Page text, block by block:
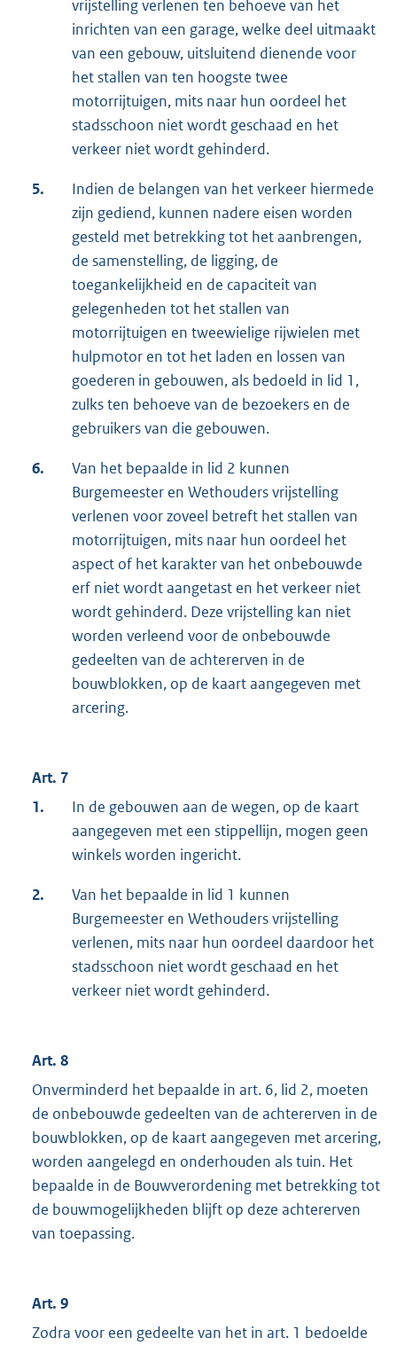
vrijstelling verlenen ten behoeve van het
inrichten van een garage, welke deel uitmaakt
van een gebouw, uitsluitend dienende voor
het stallen van ten hoogste twee
motorrijtuigen, mits naar hun oordeel het
stadsschoon niet wordt geschaad en het
verkeer niet wordt gehinderd.
5.
Indien de belangen van het verkeer hiermede
zijn gediend, kunnen nadere eisen worden
gesteld met betrekking tot het aanbrengen,
de samenstelling, de ligging, de
toegankelijkheid en de capaciteit van
gelegenheden tot het stallen van
motorrijtuigen en tweewielige rijwielen met
hulpmotor en tot het laden en lossen van
goederen in gebouwen, als bedoeld in lid 1,
zulks ten behoeve van de bezoekers en de
gebruikers van die gebouwen.
6.
Van het bepaalde in lid 2 kunnen
Burgemeester en Wethouders vrijstelling
verlenen voor zoveel betreft het stallen van
motorrijtuigen, mits naar hun oordeel het
aspect of het karakter van het onbebouwde
erf niet wordt aangetast en het verkeer niet
wordt gehinderd. Deze vrijstelling kan niet
worden verleend voor de onbebouwde
gedeelten van de achtererven in de
bouwblokken, op de kaart aangegeven met
arcering.
Art. 7
1.
In de gebouwen aan de wegen, op de kaart
aangegeven met een stippellijn, mogen geen
winkels worden ingericht.
2.
Van het bepaalde in lid 1 kunnen
Burgemeester en Wethouders vrijstelling
verlenen, mits naar hun oordeel daardoor het
stadsschoon niet wordt geschaad en het
verkeer niet wordt gehinderd.
Art. 8
Onverminderd het bepaalde in art. 6, lid 2, moeten
de onbebouwde gedeelten van de achtererven in de
bouwblokken, op de kaart aangegeven met arcering,
worden aangelegd en onderhouden als tuin. Het
bepaalde in de Bouwverordening met betrekking tot
de bouwmogelijkheden blijft op deze achtererven
van toepassing.
Art. 9
Zodra voor een gedeelte van het in art. 1 bedoelde